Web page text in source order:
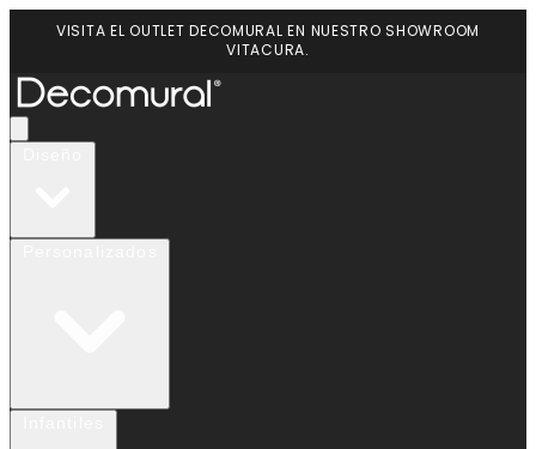
VISITA EL OUTLET DECOMURAL EN NUESTRO SHOWROOM
VITACURA.